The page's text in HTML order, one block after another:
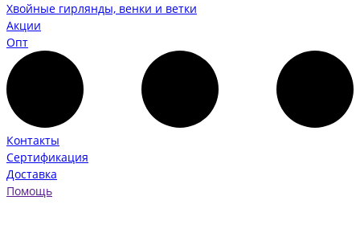
Хвойные гирлянды, венки и ветки
Акции
Опт
Контакты
Сертификация
Доставка
Помощь